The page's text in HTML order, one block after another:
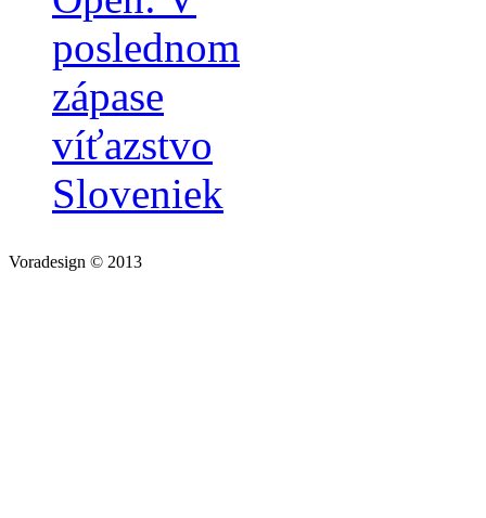
poslednom
zápase
víťazstvo
Sloveniek
Voradesign © 2013